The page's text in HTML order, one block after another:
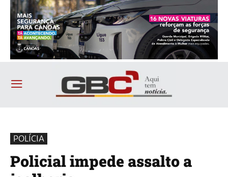
POLÍCIA
Policial impede assalto a